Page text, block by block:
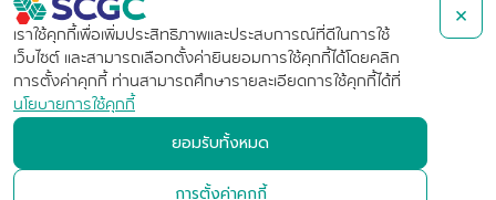
การใช้สิทธิของเจ้าของข้อมูล
ข้อกำหนดการใช้งาน
การแจ้งเบาะแสและข้อร้องเรียน
เราใช้คุกกี้เพื่อเพิ่มประสิทธิภาพและประสบการณ์ที่ดีในการใช้
เว็บไซต์ และสามารถเลือกตั้งค่ายินยอมการใช้คุกกี้ได้โดยคลิก
การตั้งค่าคุกกี้ ท่านสามารถศึกษารายละเอียดการใช้คุกกี้ได้ที่
นโยบายการใช้คุกกี้
การตั้งค่าคุกกี้
ยอมรับทั้งหมด
×